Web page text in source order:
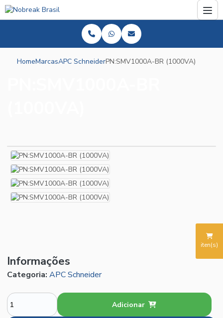
iten(s)
HomeMarcasAPC SchneiderPN:SMV1000A-BR (1000VA)
Informações
Categoria: APC Schneider
Adicionar